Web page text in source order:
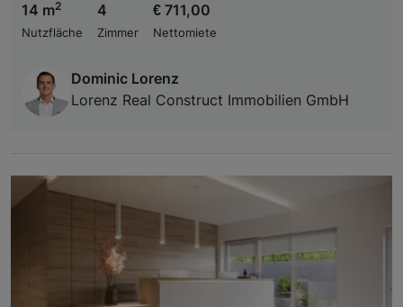
14 m2
Nutzfläche
4
Zimmer
€ 711,00
Nettomiete
Dominic Lorenz
Lorenz Real Construct Immobilien GmbH